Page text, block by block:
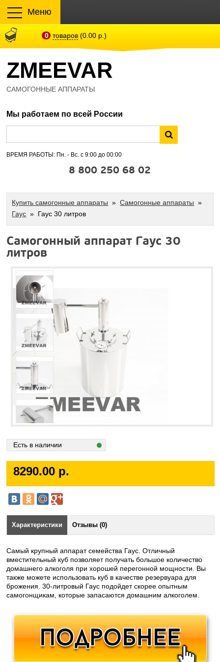
Меню
0 товаров (0.00 р.)
ZMEEVAR
САМОГОННЫЕ АППАРАТЫ
Мы работаем по всей России
ВРЕМЯ РАБОТЫ: Пн. - Вс. с 9:00 до 00:00
8 800 250 68 02
Купить самогонные аппараты »Самогонные аппараты »
Гаус » Гаус 30 литров
Самогонный аппарат Гаус 30
литров
Есть в наличии
8290.00 р.
Характеристики Отзывы (0)
Самый крупный аппарат семейства Гаус. Отличный
вместительный куб позволяет получать большое количество
домашнего алкоголя при хорошей перегонной мощности. Вы
также можете использовать куб в качестве резервуара для
брожения. 30-литровый Гаус подойдет скорее опытным
самогонщикам, которые запасаются домашним алкоголем.